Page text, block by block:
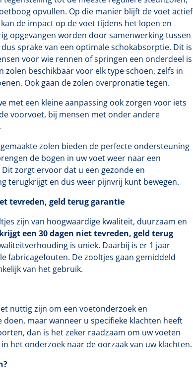
opvullen. Op die manier blijft de voet actief
de impact op de voet tijdens het lopen en
opgevangen worden door samenwerking tussen
sprake van een optimale schokabsorptie. Dit is
voor wie rennen of springen een onderdeel is
zolen beschikbaar voor elk type schoen, zelfs in
Ook gaan de zolen overpronatie tegen.
met een kleine aanpassing ook zorgen voor iets
voorvoet, bij mensen met onder andere
zolen bieden de perfecte ondersteuning
de bogen in uw voet weer naar een
zorgt ervoor dat u een gezonde en
terugkrijgt en dus weer pijnvrij kunt bewegen.
tevreden, geld terug garantie
zijn van hoogwaardige kwaliteit, duurzaam en
een 30 dagen niet tevreden, geld terug
is uniek. Daarbij is er 1 jaar
fabricagefouten. De zooltjes gaan gemiddeld
van het gebruik.
nuttig zijn om een voetonderzoek en
doen, maar wanneer u specifieke klachten heeft
dan is het zeker raadzaam om uw voeten
het onderzoek naar de oorzaak van uw klachten.